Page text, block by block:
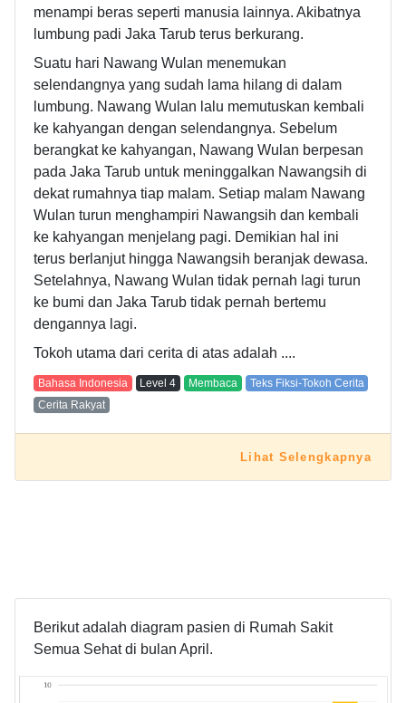
menampi beras seperti manusia lainnya. Akibatnya
lumbung padi Jaka Tarub terus berkurang.
Suatu hari Nawang Wulan menemukan
selendangnya yang sudah lama hilang di dalam
lumbung. Nawang Wulan lalu memutuskan kembali
ke kahyangan dengan selendangnya. Sebelum
berangkat ke kahyangan, Nawang Wulan berpesan
pada Jaka Tarub untuk meninggalkan Nawangsih di
dekat rumahnya tiap malam. Setiap malam Nawang
Wulan turun menghampiri Nawangsih dan kembali
ke kahyangan menjelang pagi. Demikian hal ini
terus berlanjut hingga Nawangsih beranjak dewasa.
Setelahnya, Nawang Wulan tidak pernah lagi turun
ke bumi dan Jaka Tarub tidak pernah bertemu
dengannya lagi.
Tokoh utama dari cerita di atas adalah ....
Bahasa Indonesia Level 4 Membaca
Teks Fiksi-Tokoh Cerita
Cerita Rakyat
Lihat Selengkapnya
Berikut adalah diagram pasien di Rumah Sakit
Semua Sehat di bulan April.